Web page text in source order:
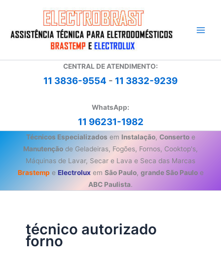
conteúdo
CENTRAL DE ATENDIMENTO:
11 3836-9554 - 11 3832-9239
WhatsApp:
11 96231-1982
Técnicos Especializados em Instalação, Consertoe
Manutenção de Geladeiras, Fogões, Fornos, Cooktop's,
Máquinas de Lavar, Secar e Lava e Seca das Marcas
Brastemp e Electroluxem São Paulo, grande São Pauloe
ABC Paulista.
técnico autorizado
forno